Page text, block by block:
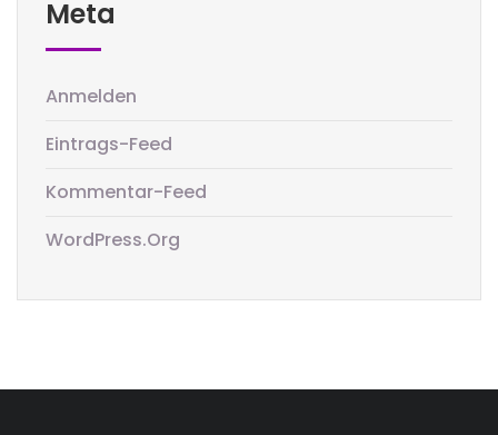
Meta
Anmelden
Eintrags-Feed
Kommentar-Feed
WordPress.org